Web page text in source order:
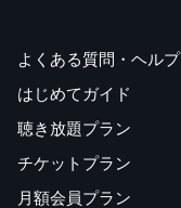
よくある質問・ヘルプ
はじめてガイド
聴き放題プラン
チケットプラン
月額会員プラン